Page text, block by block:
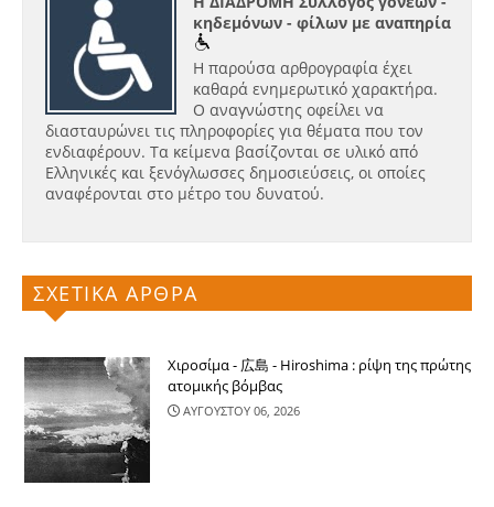
κηδεμόνων - φίλων με αναπηρία
Η παρούσα αρθρογραφία έχει
καθαρά ενημερωτικό χαρακτήρα.
Ο αναγνώστης οφείλει να
διασταυρώνει τις πληροφορίες για θέματα που τον
ενδιαφέρουν. Τα κείμενα βασίζονται σε υλικό από
Ελληνικές και ξενόγλωσσες δημοσιεύσεις, οι οποίες
αναφέρονται στο μέτρο του δυνατού.
ΣΧΕΤΙΚΑ ΑΡΘΡΑ
Χιροσίμα - 広島 - Hiroshima : ρίψη της πρώτης
ατομικής βόμβας
ΑΥΓΟΥΣΤΟΥ 06, 2026